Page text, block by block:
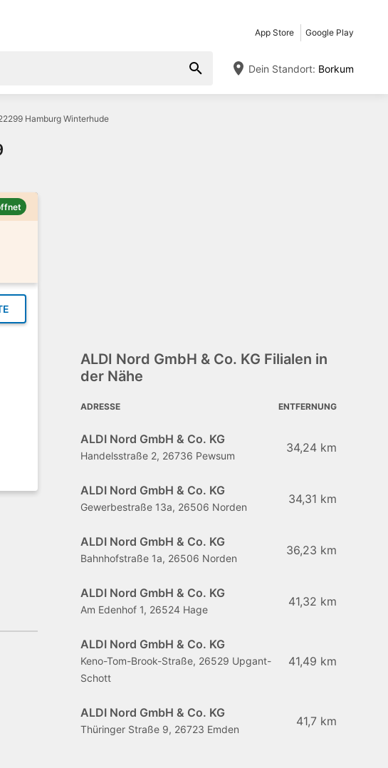
App Store Google Play
Dein Standort: Borkum
Hamburg Winterhude
ALDI Nord GmbH & Co. KG Filialen in
der Nähe
ADRESSE ENTFERNUNG
ALDI Nord GmbH & Co. KG
Handelsstraße 2, 26736 Pewsum
34,24 km
ALDI Nord GmbH & Co. KG
Gewerbestraße 13a, 26506 Norden
34,31 km
ALDI Nord GmbH & Co. KG
Bahnhofstraße 1a, 26506 Norden
36,23 km
ALDI Nord GmbH & Co. KG
Am Edenhof 1, 26524 Hage
41,32 km
ALDI Nord GmbH & Co. KG
Keno-Tom-Brook-Straße, 26529 Upgant-
Schott
41,49 km
ALDI Nord GmbH & Co. KG
Thüringer Straße 9, 26723 Emden
41,7 km